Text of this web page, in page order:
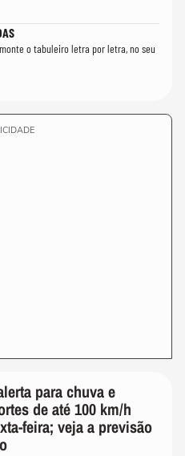
o tabuleiro letra por letra, no seu
para chuva e
de até 100 km/h
feira; veja a previsão